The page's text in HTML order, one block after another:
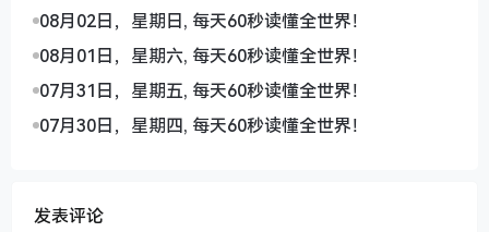
08月02日，星期日, 每天60秒读懂全世界！
08月01日，星期六, 每天60秒读懂全世界！
07月31日，星期五, 每天60秒读懂全世界！
07月30日，星期四, 每天60秒读懂全世界！
发表评论